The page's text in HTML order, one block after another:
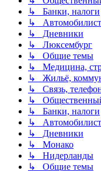
↳ Банки, налоги
↳
↳ Дневники
↳ Люксембург
↳ Общие темы
↳ Медицина,
↳ Жильё,
↳ Связь,
↳
↳ Банки, налоги
↳
↳ Дневники
↳ Монако
↳ Нидерланды
↳ Общие темы